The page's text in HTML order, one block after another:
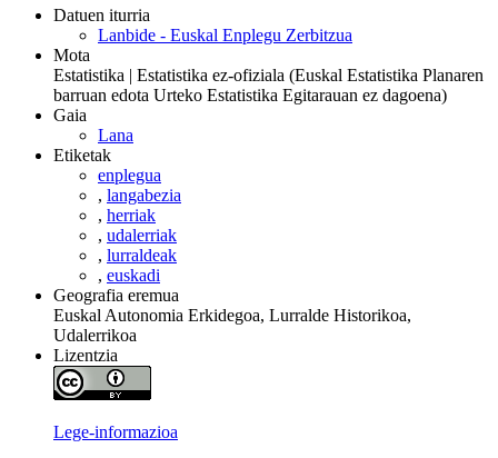
Datuen iturria
Lanbide - Euskal Enplegu Zerbitzua
Mota
Estatistika | Estatistika ez-ofiziala (Euskal Estatistika Planaren
barruan edota Urteko Estatistika Egitarauan ez dagoena)
Gaia
Lana
Etiketak
enplegua
, langabezia
, herriak
, udalerriak
, lurraldeak
, euskadi
Geografia eremua
Euskal Autonomia Erkidegoa, Lurralde Historikoa,
Udalerrikoa
Lizentzia
Lege-informazioa